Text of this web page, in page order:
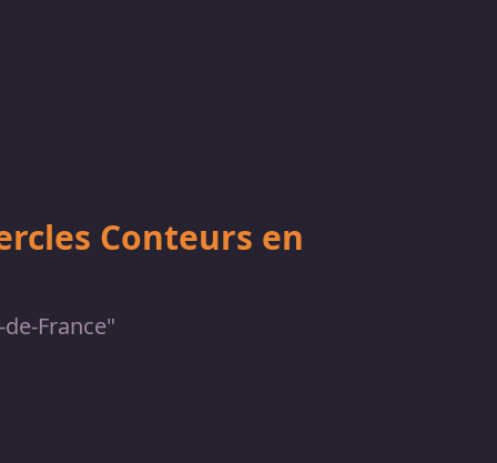
Conteurs en
France"